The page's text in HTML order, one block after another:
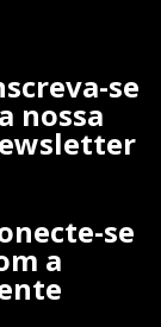
se
nossa
se
a